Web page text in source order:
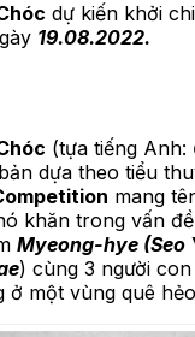
dự kiến khởi
19.08.2022.
(tựa tiếng Anh:
dựa theo tiểu
mang
khăn trong vấn
Myeong-hye (Seo
) cùng 3 người
ở một vùng quê